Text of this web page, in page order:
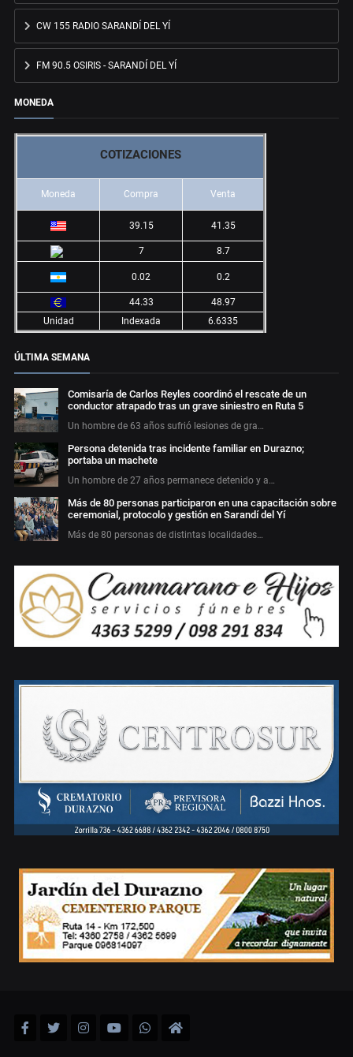
CW 155 RADIO SARANDÍ DEL YÍ
FM 90.5 OSIRIS - SARANDÍ DEL YÍ
MONEDA
COTIZACIONES
Moneda Compra Venta
39.15 41.35
7 8.7
0.02 0.2
44.33
48.97
Unidad
Indexada 6.6335
ÚLTIMA SEMANA
Comisaría de Carlos Reyles coordinó el rescate de un
conductor atrapado tras un grave siniestro en Ruta 5
Un hombre de 63 años sufrió lesiones de gra…
Persona detenida tras incidente familiar en Durazno;
portaba un machete
Un hombre de 27 años permanece detenido y a…
Más de 80 personas participaron en una capacitación sobre
ceremonial, protocolo y gestión en Sarandí del Yí
Más de 80 personas de distintas localidades…